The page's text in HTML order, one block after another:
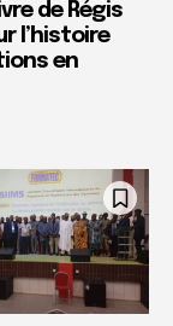
de Régis
l’histoire
en